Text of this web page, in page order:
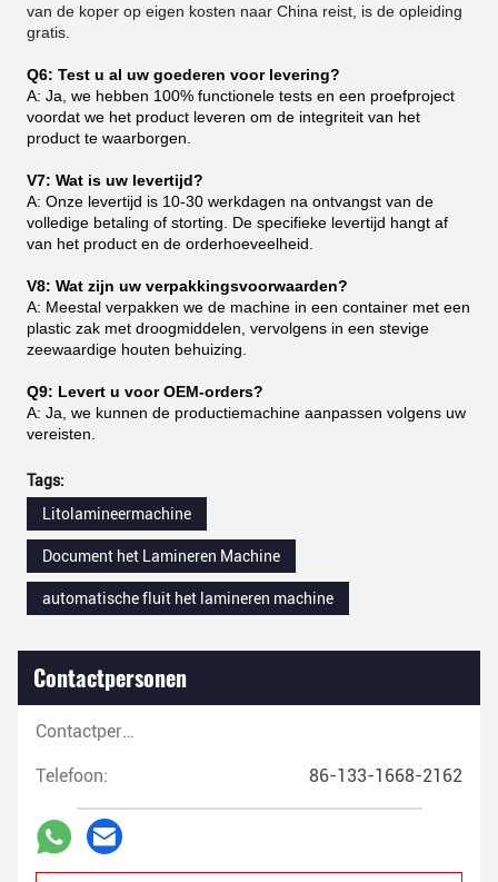
van de koper op eigen kosten naar China reist, is de opleiding
gratis.
Q6: Test u al uw goederen voor levering?
A: Ja, we hebben 100% functionele tests en een proefproject
voordat we het product leveren om de integriteit van het
product te waarborgen.
V7: Wat is uw levertijd?
A: Onze levertijd is 10-30 werkdagen na ontvangst van de
volledige betaling of storting. De specifieke levertijd hangt af
van het product en de orderhoeveelheid.
V8: Wat zijn uw verpakkingsvoorwaarden?
A: Meestal verpakken we de machine in een container met een
plastic zak met droogmiddelen, vervolgens in een stevige
zeewaardige houten behuizing.
Q9: Levert u voor OEM-orders?
A: Ja, we kunnen de productiemachine aanpassen volgens uw
vereisten.
Tags:
Litolamineermachine
Document het Lamineren Machine
automatische fluit het lamineren machine
Contactpersonen
Contactpersonen:
Telefoon: 86-133-1668-2162